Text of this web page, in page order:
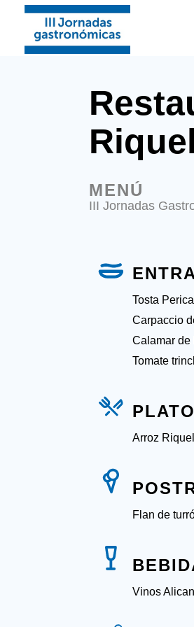
MENÚ
III Jornadas
Tosta
Carpaccio
Calamar de
Tomate
Arroz
Flan de
Vinos